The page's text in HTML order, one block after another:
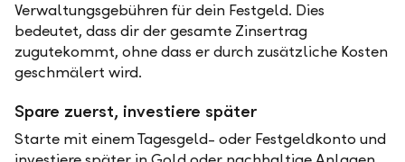
Verwaltungsgebühren für dein Festgeld. Dies
bedeutet, dass dir der gesamte Zinsertrag
zugutekommt, ohne dass er durch zusätzliche Kosten
geschmälert wird.
Spare zuerst, investiere später
Starte mit einem Tagesgeld- oder Festgeldkonto und